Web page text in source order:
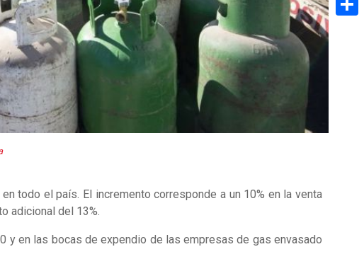
todo el país. El incremento corresponde a un 10% en la venta
adicional del 13%.
y en las bocas de expendio de las empresas de gas envasado